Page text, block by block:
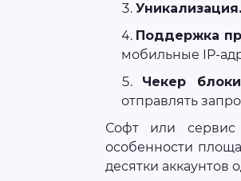
Уникализация.
Поддержка
мобильные IP-
Чекер
отправлять
Софт или сервис
особенности
десятки